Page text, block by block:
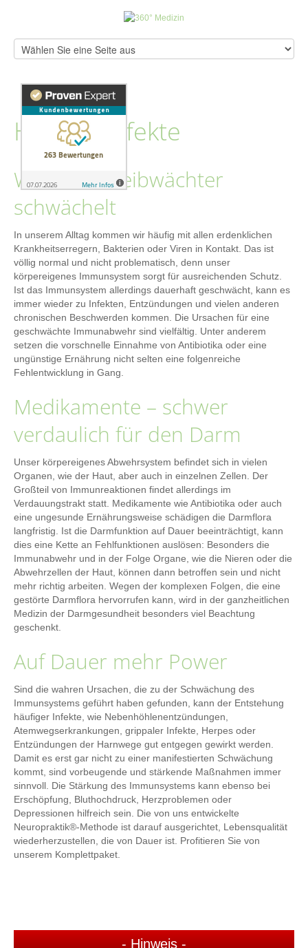
Häufige Infekte
Wenn der Leibwächter
schwächelt
In unserem Alltag kommen wir häufig mit allen erdenklichen
Krankheitserregern, Bakterien oder Viren in Kontakt. Das ist
völlig normal und nicht problematisch, denn unser
körpereigenes Immunsystem sorgt für ausreichenden Schutz.
Ist das Immunsystem allerdings dauerhaft geschwächt, kann es
immer wieder zu Infekten, Entzündungen und vielen anderen
chronischen Beschwerden kommen. Die Ursachen für eine
geschwächte Immunabwehr sind vielfältig. Unter anderem
setzen die vorschnelle Einnahme von Antibiotika oder eine
ungünstige Ernährung nicht selten eine folgenreiche
Fehlentwicklung in Gang.
Medikamente – schwer
verdaulich für den Darm
Unser körpereigenes Abwehrsystem befindet sich in vielen
Organen, wie der Haut, aber auch in einzelnen Zellen. Der
Großteil von Immunreaktionen findet allerdings im
Verdauungstrakt statt. Medikamente wie Antibiotika oder auch
eine ungesunde Ernährungsweise schädigen die Darmflora
langfristig. Ist die Darmfunktion auf Dauer beeinträchtigt, kann
dies eine Kette an Fehlfunktionen auslösen: Besonders die
Immunabwehr und in der Folge Organe, wie die Nieren oder die
Abwehrzellen der Haut, können dann betroffen sein und nicht
mehr richtig arbeiten. Wegen der komplexen Folgen, die eine
gestörte Darmflora hervorrufen kann, wird in der ganzheitlichen
Medizin der Darmgesundheit besonders viel Beachtung
geschenkt.
Auf Dauer mehr Power
Sind die wahren Ursachen, die zu der Schwächung des
Immunsystems geführt haben gefunden, kann der Entstehung
häufiger Infekte, wie Nebenhöhlenentzündungen,
Atemwegserkrankungen, grippaler Infekte, Herpes oder
Entzündungen der Harnwege gut entgegen gewirkt werden.
Damit es erst gar nicht zu einer manifestierten Schwächung
kommt, sind vorbeugende und stärkende Maßnahmen immer
sinnvoll. Die Stärkung des Immunsystems kann ebenso bei
Erschöpfung, Bluthochdruck, Herzproblemen oder
Depressionen hilfreich sein. Die von uns entwickelte
Neuropraktik®-Methode ist darauf ausgerichtet, Lebensqualität
wiederherzustellen, die von Dauer ist. Profitieren Sie von
unserem Komplettpaket.
- Hinweis -